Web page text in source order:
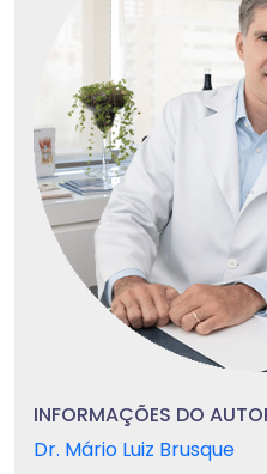
INFORMAÇÕES DO
Dr. Mário Luiz Brusque